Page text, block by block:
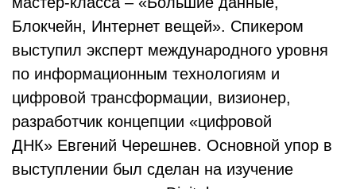
Блокчейн, Интернет вещей». Спикером
выступил эксперт международного уровня
по информационным технологиям и
цифровой трансформации, визионер,
разработчик концепции «цифровой
ДНК» Евгений Черешнев. Основной упор в
выступлении был сделан на изучение